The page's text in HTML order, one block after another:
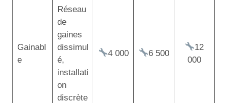
Gainabl
e
Réseau
de
gaines
dissimul
é,
installati
on
discrète
4 000 6 500
12
000